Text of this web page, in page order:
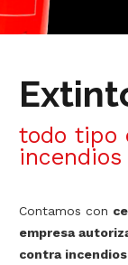
todo tipo
incendios
Contamos con
empresa
contra